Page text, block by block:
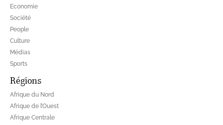
Economie
Société
People
Culture
Médias
Sports
Régions
Afrique du Nord
Afrique de l’Ouest
Afrique Centrale